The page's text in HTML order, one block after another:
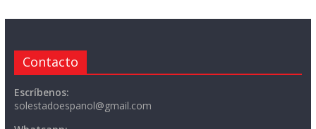
Contacto
Escríbenos:
solestadoespanol@gmail.com